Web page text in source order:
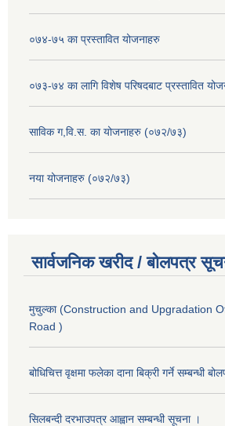
०७४-७५ का प्रस्तावित योजनाहरु
०७३-७४ का लागि विशेष परिषदबाट प्रस्तावित
साविक ग,वि.स. का योजनाहरु (०७२/७३)
नया योजनाहरु (०७२/७३)
सार्वजनिक खरीद / बोलपत्र
मुचुल्का (Construction and Upgradation
Road )
बोधिचित्त वृक्षमा फलेका दाना बिक्री गर्ने सम्बन्धी
सिलबन्दी दरभाउपत्र आह्वान सम्बन्धी सूचना ।